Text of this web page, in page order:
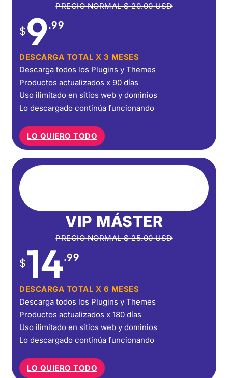
PRECIO NORMAL$20.00USD
$9.99
DESCARGA TOTAL X 3 MESES
Descarga todos los Plugins y Themes
Productos actualizados x 90 días
Uso ilimitado en sitios web y dominios
Lo descargado continúa funcionando
LO QUIERO TODO
VIP MÁSTER
PRECIO NORMAL$25.00USD
$14.99
DESCARGA TOTAL X 6 MESES
Descarga todos los Plugins y Themes
Productos actualizados x 180 días
Uso ilimitado en sitios web y dominios
Lo descargado continúa funcionando
LO QUIERO TODO